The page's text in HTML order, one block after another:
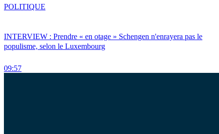
INTERVIEW : Prendre « en otage » Schengen n'enrayera pas le
populisme, selon le Luxembourg
09:57
POLITIQUE